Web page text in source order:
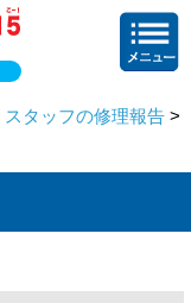
スタッフの修理報告 >